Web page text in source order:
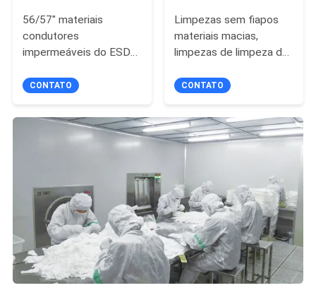
56/57" materiais
condutores
impermeáveis do ESD
Workwear da sala de
CONTATO
Limpezas sem fiapos
materiais macias,
limpezas de limpeza de
absorção alta
CONTATO